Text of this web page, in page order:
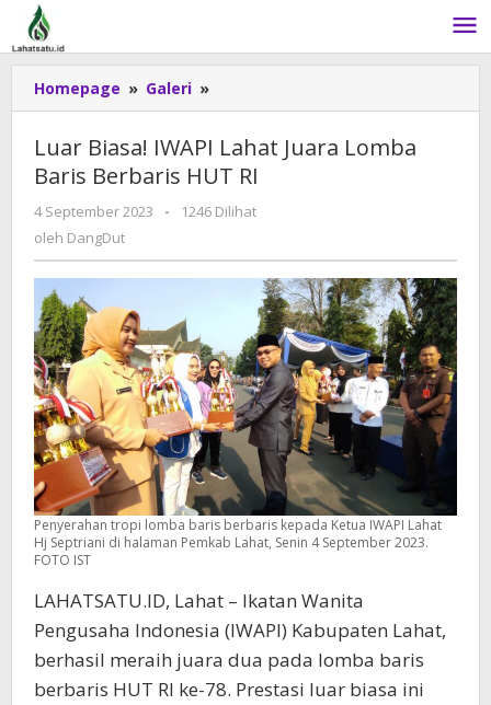
Lewati
konten
Homepage » Galeri »
Biasa!
IWAPI
Lahat
Juara
Lomba
Luar Biasa! IWAPI Lahat Juara Lomba
Baris Berbaris HUT RI
4 September 2023
oleh
-
1246 Dilihat
oleh DangDut
Penyerahan tropi lomba baris berbaris kepada Ketua IWAPI Lahat
Hj Septriani di halaman Pemkab Lahat, Senin 4 September 2023.
FOTO IST
LAHATSATU.ID, Lahat – Ikatan Wanita
Pengusaha Indonesia (IWAPI) Kabupaten Lahat,
berhasil meraih juara dua pada lomba baris
berbaris HUT RI ke-78. Prestasi luar biasa ini